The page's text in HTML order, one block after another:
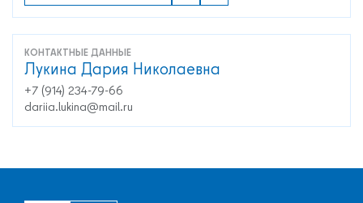
КОНТАКТНЫЕ ДАННЫЕ
Лукина Дария Николаевна
+7 (914) 234-79-66
dariia.lukina@mail.ru